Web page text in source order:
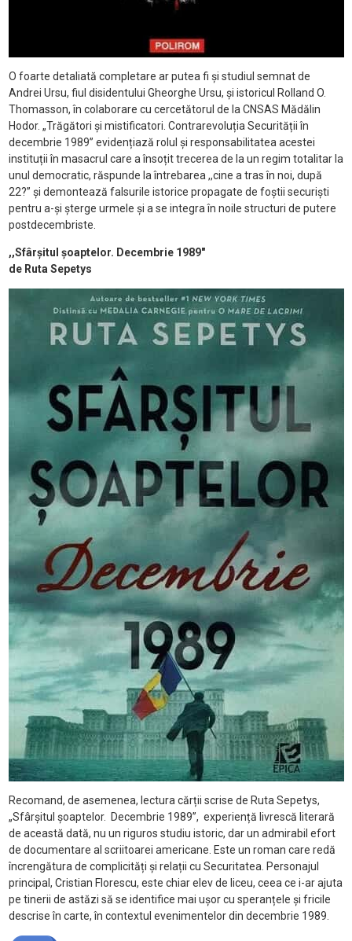
O foarte detaliată completare ar putea fi și studiul semnat de
Andrei Ursu, fiul disidentului Gheorghe Ursu, și istoricul Rolland O.
Thomasson, în colaborare cu cercetătorul de la CNSAS Mădălin
Hodor. „Trăgători și mistificatori. Contrarevoluția Securității în
decembrie 1989” evidențiază rolul și responsabilitatea acestei
instituții în masacrul care a însoțit trecerea de la un regim totalitar la
unul democratic, răspunde la întrebarea ,,cine a tras în noi, după
22?” și demontează falsurile istorice propagate de foștii securiști
pentru a-și șterge urmele și a se integra în noile structuri de putere
postdecembriste.
,,Sfârșitul șoaptelor. Decembrie 1989″
de Ruta Sepetys
Recomand, de asemenea, lectura cărții scrise de Ruta Sepetys,
„Sfârșitul șoaptelor. Decembrie 1989’’, experiență livrescă literară
de această dată, nu un riguros studiu istoric, dar un admirabil efort
de documentare al scriitoarei americane. Este un roman care redă
încrengătura de complicități și relații cu Securitatea. Personajul
principal, Cristian Florescu, este chiar elev de liceu, ceea ce i-ar ajuta
pe tinerii de astăzi să se identifice mai ușor cu speranțele și fricile
descrise în carte, în contextul evenimentelor din decembrie 1989.